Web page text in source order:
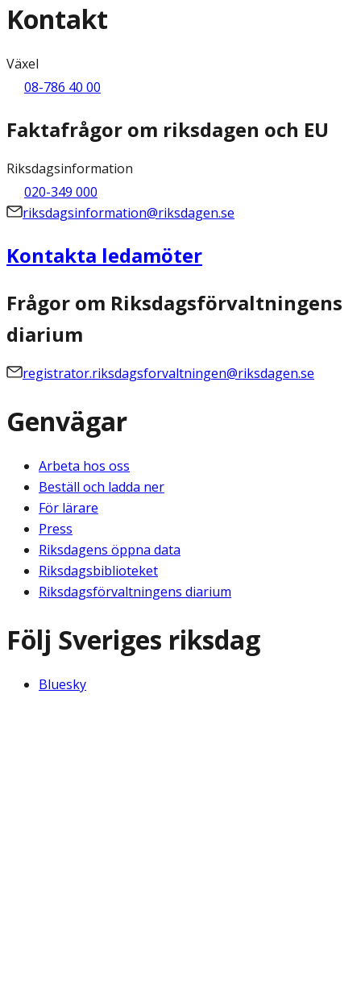
Kontakt
Växel
08-786 40 00
Faktafrågor om riksdagen och EU
Riksdagsinformation
020-349 000
riksdagsinformation@riksdagen.se
Kontakta ledamöter
Frågor om Riksdagsförvaltningens
diarium
registrator.riksdagsforvaltningen@riksdagen.se
Genvägar
Arbeta hos oss
Beställ och ladda ner
För lärare
Press
Riksdagens öppna data
Riksdagsbiblioteket
Riksdagsförvaltningens diarium
Följ Sveriges riksdag
Bluesky